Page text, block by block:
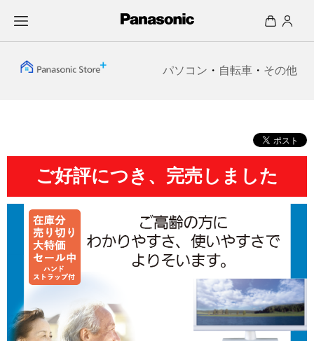
パソコン ・ 自転車 ・ その他
ご好評につき、完売しました